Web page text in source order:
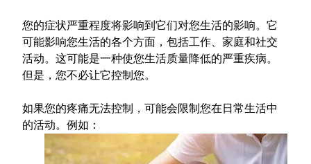
您的症状严重程度将影响到它们对您生活的影响。它
可能影响您生活的各个方面，包括工作、家庭和社交
活动。这可能是一种使您生活质量降低的严重疾病。
但是，您不必让它控制您。
如果您的疼痛无法控制，可能会限制您在日常生活中
的活动。例如：